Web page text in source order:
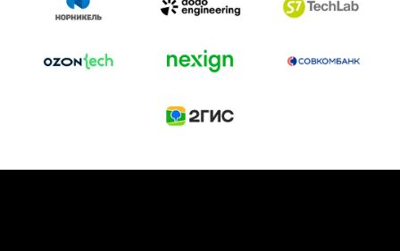
к построению бизнеса и созданию технологий под
И БИТВА АГЕНТОВ